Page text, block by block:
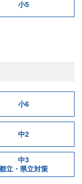
小5
小6
中2
中3
立・県立対策